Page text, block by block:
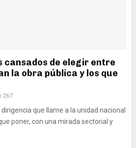
cansados de elegir entre
la obra pública y los que
267
que llame a la unidad nacional
poner, con una mirada sectorial y